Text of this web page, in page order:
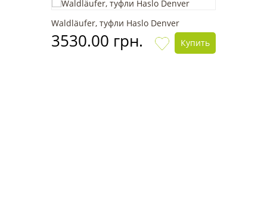
Waldläufer, туфли Haslo Denver
3530.00 грн. Купить